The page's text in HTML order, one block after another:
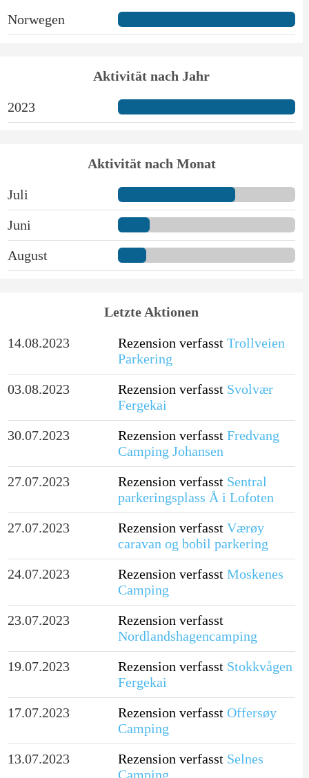
Norwegen
Aktivität nach Jahr
2023
Aktivität nach Monat
Juli
Juni
August
Letzte Aktionen
14.08.2023 Rezension verfasst Trollveien
Parkering
03.08.2023
Rezension verfasst Svolvær
Fergekai
30.07.2023
Rezension verfasst Fredvang
Camping Johansen
27.07.2023
Rezension verfasst Sentral
parkeringsplass Å i Lofoten
27.07.2023
Rezension verfasst Værøy
caravan og bobil parkering
24.07.2023
Rezension verfasst Moskenes
Camping
23.07.2023
Rezension verfasst
Nordlandshagencamping
19.07.2023
Rezension verfasst Stokkvågen
Fergekai
17.07.2023
Rezension verfasst Offersøy
Camping
13.07.2023
Rezension verfasst Selnes
Camping